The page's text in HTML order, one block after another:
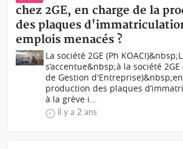
chez 2GE, en charge de la
des plaques
emplois menacés ?
La société 2GE (Ph
s’accentue&nbsp;à la société
de Gestion
production des plaques
à la grève i...
il y a 2 ans